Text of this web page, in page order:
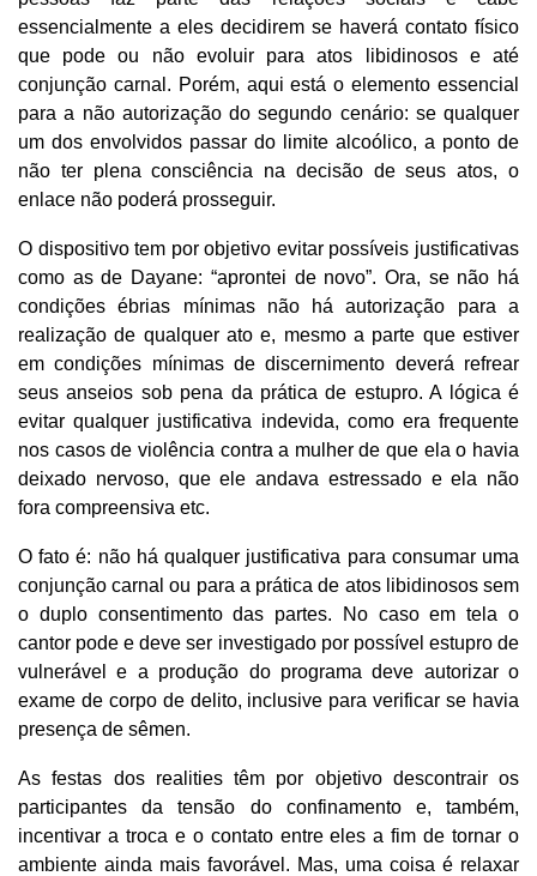
essencialmente a eles decidirem se haverá contato físico
que pode ou não evoluir para atos libidinosos e até
conjunção carnal. Porém, aqui está o elemento essencial
para a não autorização do segundo cenário: se qualquer
um dos envolvidos passar do limite alcoólico, a ponto de
não ter plena consciência na decisão de seus atos, o
enlace não poderá prosseguir.
O dispositivo tem por objetivo evitar possíveis justificativas
como as de Dayane: “aprontei de novo”. Ora, se não há
condições ébrias mínimas não há autorização para a
realização de qualquer ato e, mesmo a parte que estiver
em condições mínimas de discernimento deverá refrear
seus anseios sob pena da prática de estupro. A lógica é
evitar qualquer justificativa indevida, como era frequente
nos casos de violência contra a mulher de que ela o havia
deixado nervoso, que ele andava estressado e ela não
fora compreensiva etc.
O fato é: não há qualquer justificativa para consumar uma
conjunção carnal ou para a prática de atos libidinosos sem
o duplo consentimento das partes. No caso em tela o
cantor pode e deve ser investigado por possível estupro de
vulnerável e a produção do programa deve autorizar o
exame de corpo de delito, inclusive para verificar se havia
presença de sêmen.
As festas dos realities têm por objetivo descontrair os
participantes da tensão do confinamento e, também,
incentivar a troca e o contato entre eles a fim de tornar o
ambiente ainda mais favorável. Mas, uma coisa é relaxar